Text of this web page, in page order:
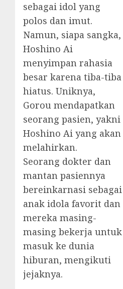
sebagai idol yang
polos dan imut.
Namun, siapa sangka,
Hoshino Ai
menyimpan rahasia
besar karena tiba-tiba
hiatus. Uniknya,
Gorou mendapatkan
seorang pasien, yakni
Hoshino Ai yang akan
melahirkan.
Seorang dokter dan
mantan pasiennya
bereinkarnasi sebagai
anak idola favorit dan
mereka masing-
masing bekerja untuk
masuk ke dunia
hiburan, mengikuti
jejaknya.